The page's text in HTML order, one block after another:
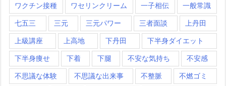
ワクチン接種 ワセリンクリーム 一子相伝 一般常識
七五三 三元 三元パワー 三者面談 上丹田
上級講座 上高地 下丹田 下半身ダイエット
下半身痩せ 下着 下腿 不安な気持ち 不安感
不思議な体験 不思議な出来事 不整脈 不燃ゴミ